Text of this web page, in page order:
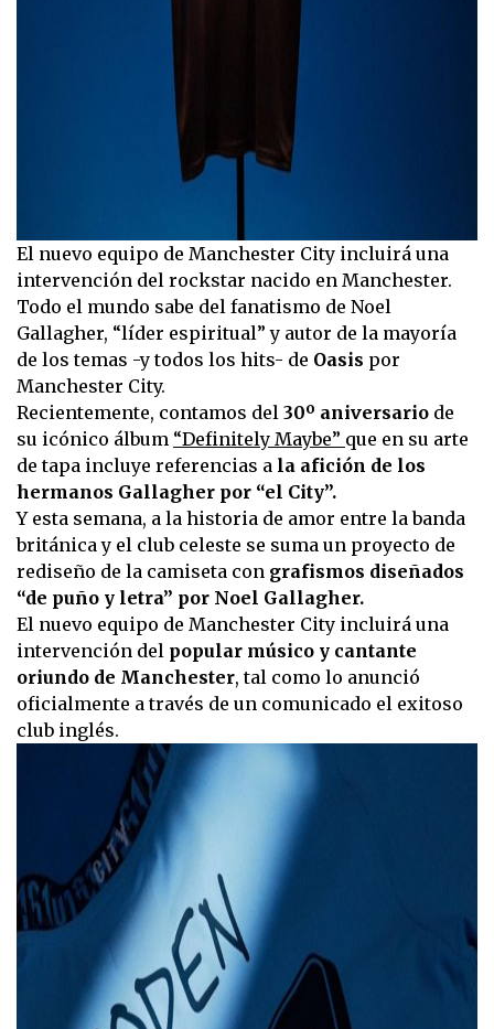
El nuevo equipo de Manchester City incluirá una
intervención del rockstar nacido en Manchester.
Todo el mundo sabe del fanatismo de Noel
Gallagher, “líder espiritual” y autor de la mayoría
de los temas -y todos los hits- de Oasis por
Manchester City.
Recientemente, contamos del 30º aniversario de
su icónico álbum “Definitely Maybe” que en su arte
de tapa incluye referencias a la afición de los
hermanos Gallagher por “el City”.
Y esta semana, a la historia de amor entre la banda
británica y el club celeste se suma un proyecto de
rediseño de la camiseta con grafismos diseñados
“de puño y letra” por Noel Gallagher.
El nuevo equipo de Manchester City incluirá una
intervención del popular músico y cantante
oriundo de Manchester, tal como lo anunció
oficialmente a través de un comunicado el exitoso
club inglés.